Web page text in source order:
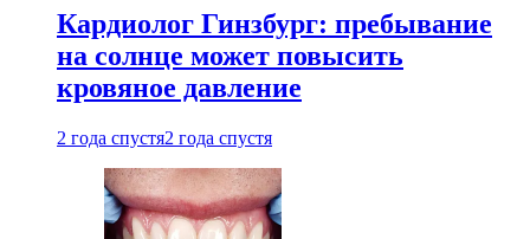
Кардиолог Гинзбург: пребывание
на солнце может повысить
кровяное давление
2 года спустя2 года спустя